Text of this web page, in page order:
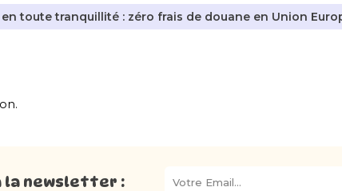
toute tranquillité : zéro frais de douane en Union
la newsletter :